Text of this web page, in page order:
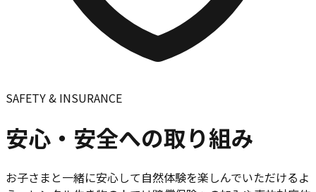
SAFETY & INSURANCE
安心・安全への取り組み
お子さまと一緒に安心して自然体験を楽しんでいただけるよ